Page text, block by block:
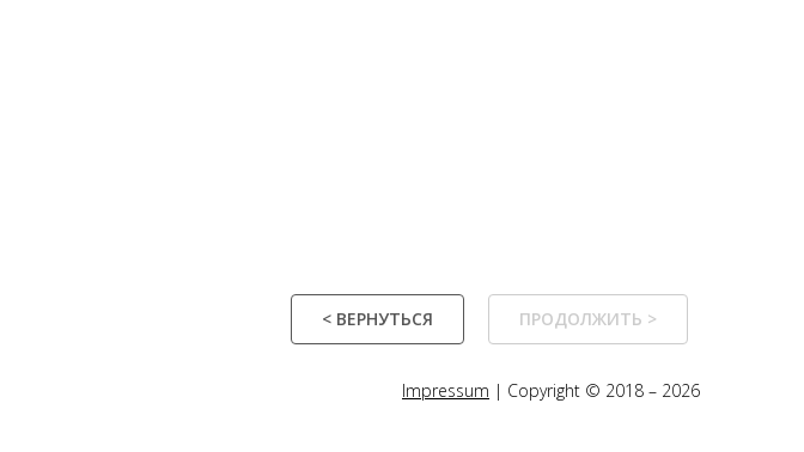
< ВЕРНУТЬСЯ ПРОДОЛЖИТЬ >
Impressum | Copyright © 2018 – 2026